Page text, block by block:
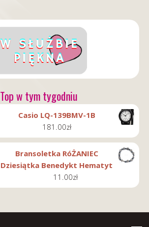
Top w tym tygodniu
Casio LQ-139BMV-1B
181.00zł
Bransoletka RóŻANIEC
Dziesiątka Benedykt Hematyt
11.00zł